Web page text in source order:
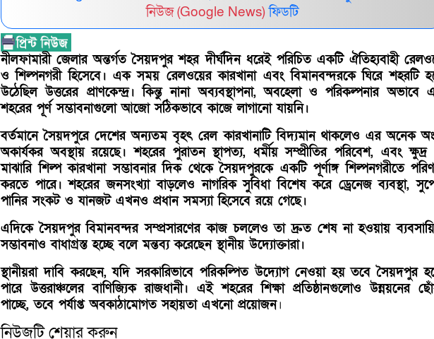
নিউজ (Google News) ফিডটি
নীলফামারী জেলার অন্তর্গত সৈয়দপুর শহর দীর্ঘদিন ধরেই পরিচিত একটি ঐতিহ্যবাহী
ও শিল্পনগরী হিসেবে। এক সময় রেলওয়ের কারখানা এবং বিমানবন্দরকে ঘিরে শহরটি
উঠেছিল উত্তরের প্রাণকেন্দ্র। কিন্তু নানা অব্যবস্থাপনা, অবহেলা ও পরিকল্পনার অভাবে
শহরের পূর্ণ সম্ভাবনাগুলো আজো সঠিকভাবে কাজে লাগানো যায়নি।
বর্তমানে সৈয়দপুরে দেশের অন্যতম বৃহৎ রেল কারখানাটি বিদ্যমান থাকলেও এর অনেক
অকার্যকর অবস্থায় রয়েছে। শহরের পুরাতন স্থাপত্য, ধর্মীয় সম্প্রীতির পরিবেশ, এবং
মাঝারি শিল্প কারখানা সম্ভাবনার দিক থেকে সৈয়দপুরকে একটি পূর্ণাঙ্গ শিল্পনগরীতে
করতে পারে। শহরের জনসংখ্যা বাড়লেও নাগরিক সুবিধা বিশেষ করে ড্রেনেজ ব্যবস্থা,
পানির সংকট ও যানজট এখনও প্রধান সমস্যা হিসেবে রয়ে গেছে।
এদিকে সৈয়দপুর বিমানবন্দর সম্প্রসারণের কাজ চললেও তা দ্রুত শেষ না হওয়ায়
সম্ভাবনাও বাধাগ্রস্ত হচ্ছে বলে মন্তব্য করেছেন স্থানীয় উদ্যোক্তারা।
স্থানীয়রা দাবি করছেন, যদি সরকারিভাবে পরিকল্পিত উদ্যোগ নেওয়া হয় তবে সৈয়দপুর
পারে উত্তরাঞ্চলের বাণিজ্যিক রাজধানী। এই শহরের শিক্ষা প্রতিষ্ঠানগুলোও উন্নয়নের
পাচ্ছে, তবে পর্যাপ্ত অবকাঠামোগত সহায়তা এখনো প্রয়োজন।
নিউজটি শেয়ার করুন